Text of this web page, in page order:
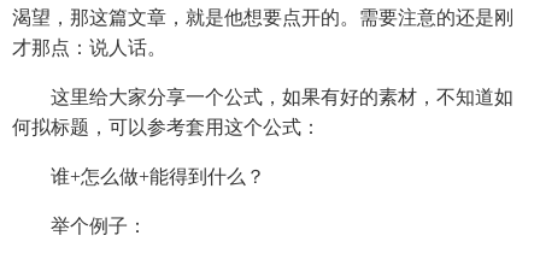
渴望，那这篇文章，就是他想要点开的。需要注意的还是刚
才那点：说人话。
这里给大家分享一个公式，如果有好的素材，不知道如
何拟标题，可以参考套用这个公式：
谁+怎么做+能得到什么？
举个例子：